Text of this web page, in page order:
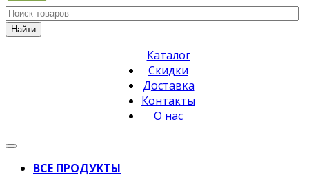
Найти
Каталог
Скидки
Доставка
Контакты
О нас
ВСЕ ПРОДУКТЫ